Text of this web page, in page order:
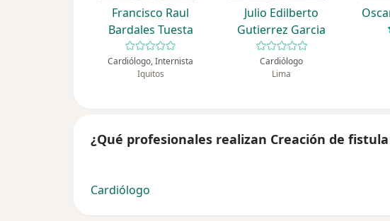
Francisco Raul
Bardales Tuesta
Cardiólogo, Internista
Iquitos
Julio Edilberto
Gutierrez Garcia
Cardiólogo
Lima
¿Qué profesionales realizan Creación de
Cardiólogo